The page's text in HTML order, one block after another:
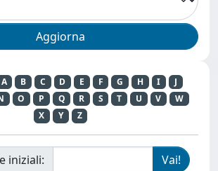
A B C D E F G H I
J
O P Q R S T U V
W
X
Y Z
iniziali: